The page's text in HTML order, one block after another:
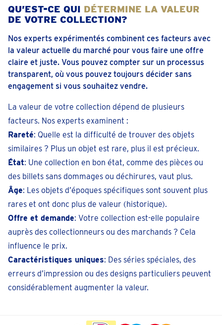
Markt 33
téléphoner + 32 94961479
Prendre un rendez-vous
Gentsesteenweg 44
Fermé• lundi pour 09:30
téléphoner 053 896160
Prendre un rendez-vous
Sint-Lievenspoortstraat 305
• lundi pour 09:30
Prendre un rendez-vous
Gand Sint Denijs Westrem
Derbystraat 45 En face de la station-service Q8
QU’EST-CE QUI DÉTERMINE LA VALEUR
DE VOTRE COLLECTION?
Nos experts expérimentés combinent ces facteurs avec
la valeur actuelle du marché pour vous faire une offre
claire et juste. Vous pouvez compter sur un processus
transparent, où vous pouvez toujours décider sans
engagement si vous souhaitez vendre.
La valeur de votre collection dépend de plusieurs
facteurs. Nos experts examinent :
Rareté: Quelle est la difficulté de trouver des objets
similaires ? Plus un objet est rare, plus il est précieux.
État: Une collection en bon état, comme des pièces ou
des billets sans dommages ou déchirures, vaut plus.
Âge: Les objets d’époques spécifiques sont souvent plus
rares et ont donc plus de valeur (historique).
Offre et demande: Votre collection est-elle populaire
auprès des collectionneurs ou des marchands ? Cela
influence le prix.
Caractéristiques uniques: Des séries spéciales, des
erreurs d’impression ou des designs particuliers peuvent
considérablement augmenter la valeur.